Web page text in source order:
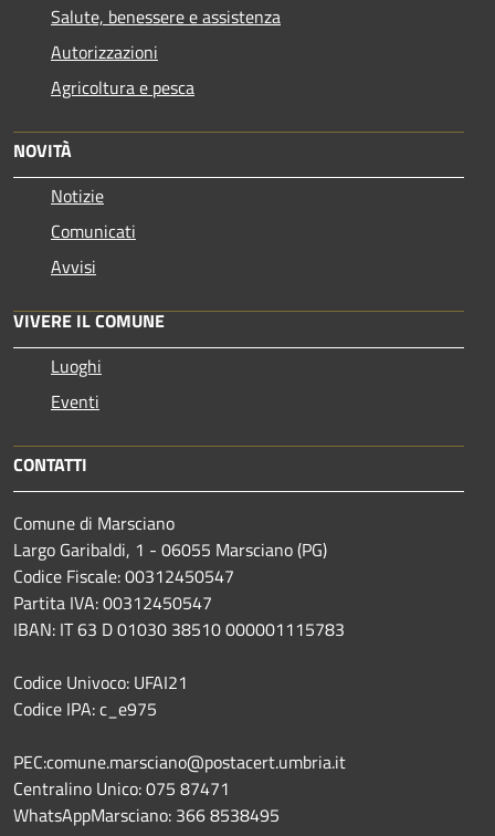
Salute, benessere e assistenza
Autorizzazioni
Agricoltura e pesca
NOVITÀ
Notizie
Comunicati
Avvisi
VIVERE IL COMUNE
Luoghi
Eventi
CONTATTI
Comune di Marsciano
Largo Garibaldi, 1 - 06055 Marsciano (PG)
Codice Fiscale: 00312450547
Partita IVA: 00312450547
IBAN: IT 63 D 01030 38510 000001115783
Codice Univoco: UFAI21
Codice IPA: c_e975
PEC:comune.marsciano@postacert.umbria.it
Centralino Unico: 075 87471
WhatsAppMarsciano: 366 8538495